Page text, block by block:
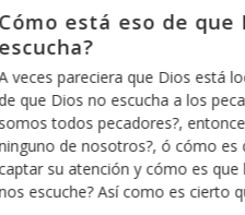
Porque nada más
nos sirve
Hace días que reflexiono
Dios pues ese método que
los significados no ocultos
palabra, entre más nos vamos
más profundo nos permite
en cada pasaja y más claro